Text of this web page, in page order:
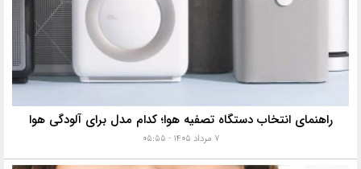
راهنمای انتخاب دستگاه تصفیه هوا؛ کدام مدل برای آلودگی هوا
۷ مرداد ۱۴۰۵ - ۰۵:۵۵